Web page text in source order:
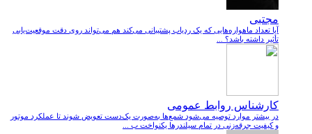
مجتبی
آیا تعداد ماهواره‌هایی که یک ردیاب پشتیبانی می‌کند هم می‌تواند روی دقت موقعیت‌یابی
تأثیر داشته باشد؟ ...
کارشناس روابط عمومی
در بیشتر موارد توصیه می‌شود شمع‌ها به‌صورت یک‌دست تعویض شوند تا عملکرد موتور
و کیفیت جرقه‌زنی در تمام سیلندرها یکنواخت ب ...